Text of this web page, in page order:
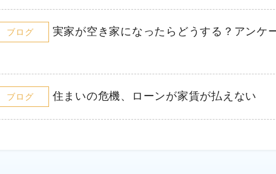
ブログ
実家が空き家になったらどうする？アンケ
ブログ 住まいの危機、ローンが家賃が払えない